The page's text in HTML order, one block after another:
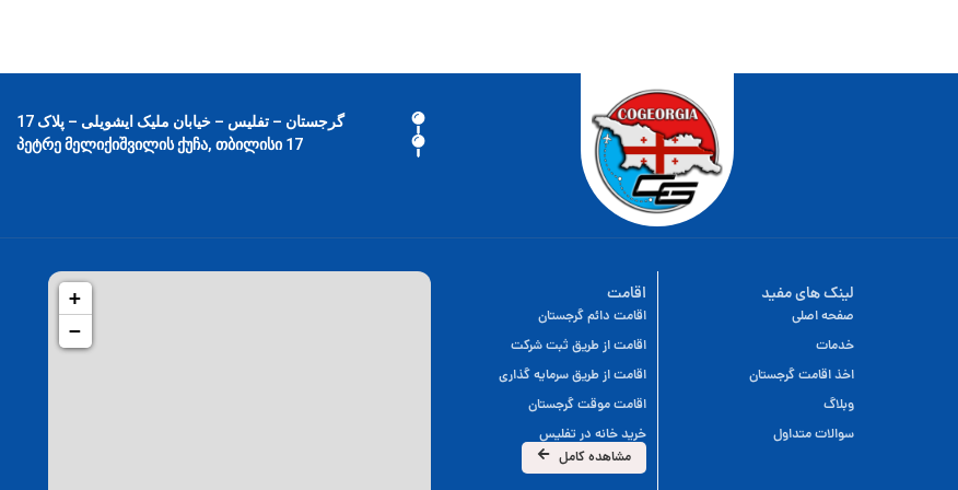
گرجستان – تفلیس – خیابان ملیک ایشویلی – پلاک 17
17 პეტრე მელიქიშვილის ქუჩა, თბილისი
+
−
اقامت
اقامت دائم گرجستان
اقامت از طریق ثبت شرکت
اقامت از طریق سرمایه گذاری
اقامت موقت گرجستان
خرید خانه در تفلیس
مشاهده کامل
لینک های مفید
صفحه اصلی
خدمات
اخذ اقامت گرجستان
وبلاگ
سوالات متداول